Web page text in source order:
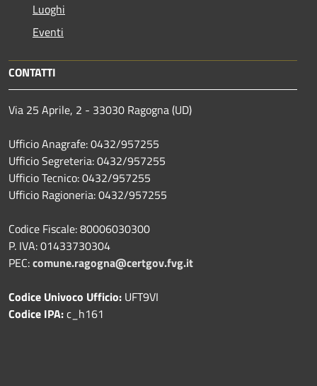
Luoghi
Eventi
CONTATTI
Via 25 Aprile, 2 - 33030 Ragogna (UD)
Ufficio Anagrafe: 0432/957255
Ufficio Segreteria: 0432/957255
Ufficio Tecnico: 0432/957255
Ufficio Ragioneria: 0432/957255
Codice Fiscale: 80006030300
P. IVA: 01433730304
PEC:comune.ragogna@certgov.fvg.it
Codice Univoco Ufficio: UFT9VI
Codice IPA:c_h161